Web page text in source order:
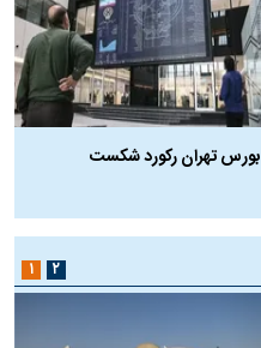
بورس تهران رکورد شکست
۱ ۲